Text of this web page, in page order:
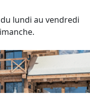
lundi au vendredi